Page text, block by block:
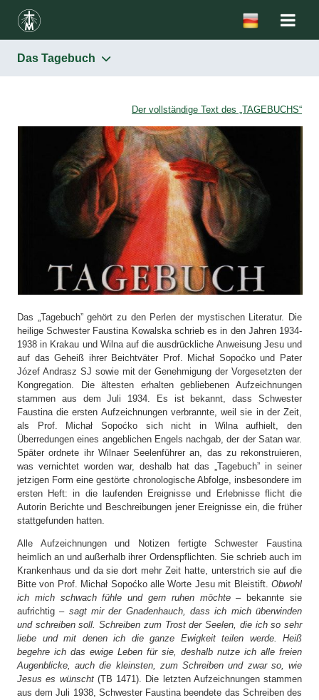
Das Tagebuch
Der vollständige Text des „TAGEBUCHS“
Das „Tagebuch” gehört zu den Perlen der mystischen Literatur. Die
heilige Schwester Faustina Kowalska schrieb es in den Jahren 1934-
1938 in Krakau und Wilna auf die ausdrückliche Anweisung Jesu und
auf das Geheiß ihrer Beichtväter Prof. Michał Sopoćko und Pater
Józef Andrasz SJ sowie mit der Genehmigung der Vorgesetzten der
Kongregation. Die ältesten erhalten gebliebenen Aufzeichnungen
stammen aus dem Juli 1934. Es ist bekannt, dass Schwester
Faustina die ersten Aufzeichnungen verbrannte, weil sie in der Zeit,
als Prof. Michał Sopoćko sich nicht in Wilna aufhielt, den
Überredungen eines angeblichen Engels nachgab, der der Satan war.
Später ordnete ihr Wilnaer Seelenführer an, das zu rekonstruieren,
was vernichtet worden war, deshalb hat das „Tagebuch” in seiner
jetzigen Form eine gestörte chronologische Abfolge, insbesondere im
ersten Heft: in die laufenden Ereignisse und Erlebnisse flicht die
Autorin Berichte und Beschreibungen jener Ereignisse ein, die früher
stattgefunden hatten.
Alle Aufzeichnungen und Notizen fertigte Schwester Faustina
heimlich an und außerhalb ihrer Ordenspflichten. Sie schrieb auch im
Krankenhaus und da sie dort mehr Zeit hatte, unterstrich sie auf die
Bitte von Prof. Michał Sopoćko alle Worte Jesu mit Bleistift. Obwohl
ich mich schwach fühle und gern ruhen möchte– bekannte sie
aufrichtig – sagt mir der Gnadenhauch, dass ich mich überwinden
und schreiben soll. Schreiben zum Trost der Seelen, die ich so sehr
liebe und mit denen ich die ganze Ewigkeit teilen werde. Heiß
begehre ich das ewige Leben für sie, deshalb nutze ich alle freien
Augenblicke, auch die kleinsten, zum Schreiben und zwar so, wie
Jesus es wünscht(TB 1471). Die letzten Aufzeichnungen stammen
aus dem Juli 1938, Schwester Faustina beendete das Schreiben des